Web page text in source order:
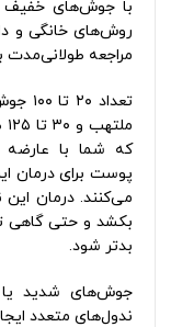
با جوش‌های خفیف
روش‌های خانگی و
مراجعه طولانی‌مدت
که شما با
پوست برای درمان
می‌کنند. درمان
بکشد و حتی گاهی
بدتر شود.
جوش‌های شدید یا
ندول‌های متعدد